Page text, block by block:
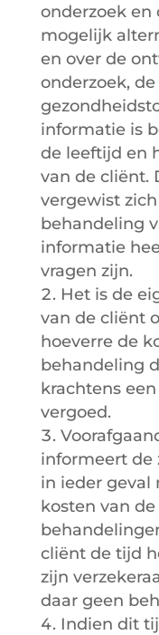
onderzoek en
mogelijk
en over de
onderzoek,
informatie is
de leeftijd en
van de cliënt.
vergewist
behandeling
informatie
vragen zijn.
Het is de
van de cliënt
hoeverre de
behandeling
krachtens
vergoed.
informeert de
in ieder geval
kosten van
cliënt de tijd
zijn
daar geen
Indien dit